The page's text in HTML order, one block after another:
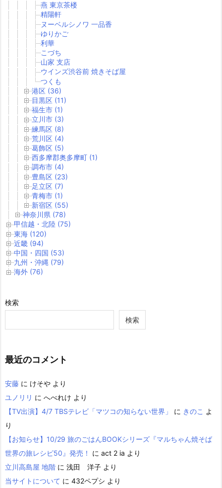
燕 東京茶楼
精陽軒
ヌーベルシノワ 一品香
ゆりかご
利華
こづち
山家 支店
ウインズ渋谷前 焼きそば屋
つくも
港区 (36)
目黒区 (11)
福生市 (1)
立川市 (3)
練馬区 (8)
荒川区 (4)
葛飾区 (5)
西多摩郡奥多摩町 (1)
調布市 (4)
豊島区 (23)
足立区 (7)
青梅市 (1)
新宿区 (55)
神奈川県 (78)
甲信越・北陸 (75)
東海 (120)
近畿 (94)
中国・四国 (53)
九州・沖縄 (79)
海外 (76)
検索
検索
最近のコメント
安藤 に けそや より
ユノリリ に へべれけ より
【TV出演】4/7 TBSテレビ「マツコの知らない世界」
に きのこ よ
り
【お知らせ】10/29 旅のごはんBOOKシリーズ『マルちゃん焼そば
世界の旅レシピ50』発売！
に act 2 ia より
立川高島屋 地階 に 浅田 洋子 より
当サイトについて に 432ペプシ より